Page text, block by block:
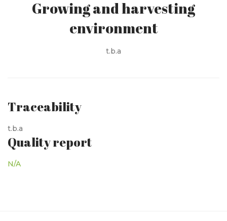
Growing and harvesting
environment
t.b.a
Traceability
t.b.a
Quality report
N/A